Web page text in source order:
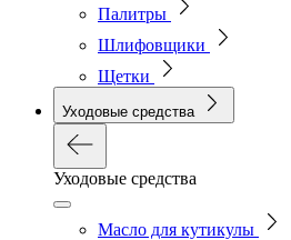
Палитры
Шлифовщики
Щетки
Уходовые средства
Уходовые средства
Масло для кутикулы